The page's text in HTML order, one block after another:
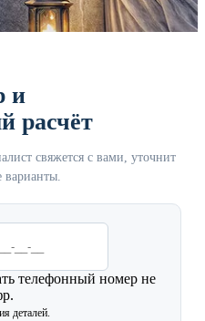
и
расчёт
свяжется с вами, уточнит
телефонный номер не
деталей.